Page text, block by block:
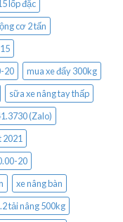
lốp đặc
cơ 2 tấn
20
mua xe đẩy 300kg
sữa xe nâng tay thấp
(Zalo)
2021
20
xe nâng bàn
tải nâng 500kg